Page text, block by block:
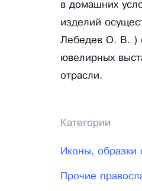
в домашних
изделий
Лебедев О. В. )
ювелирных
отрасли.
Категории
Иконы, образки
Прочие